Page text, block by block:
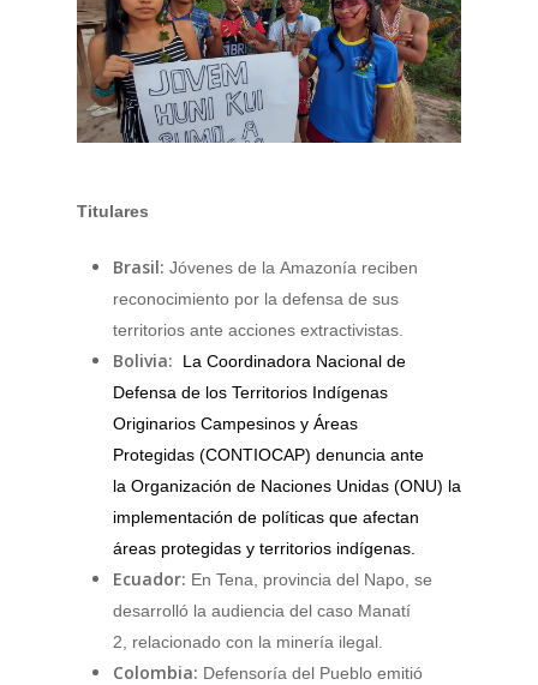
Titulares
Brasil: Jóvenes de la Amazonía reciben
reconocimiento por la defensa de sus
territorios ante acciones extractivistas.
Bolivia:
La Coordinadora Nacional de
Defensa de los Territorios Indígenas
Originarios Campesinos y Áreas
Protegidas (CONTIOCAP) denuncia ante
la Organización de Naciones Unidas (ONU) la
implementación de políticas que afectan
áreas protegidas y territorios indígenas.
Ecuador: En Tena, provincia del Napo, se
desarrolló la audiencia del caso Manatí
2, relacionado con la minería ilegal.
Colombia: Defensoría del Pueblo emitió